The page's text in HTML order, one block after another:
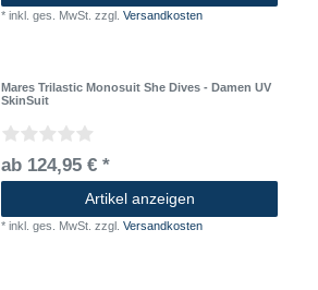
*inkl. ges. MwSt. zzgl.Versandkosten
Mares Trilastic Monosuit She Dives - Damen UV
SkinSuit
ab 124,95 € *
Artikel anzeigen
*inkl. ges. MwSt. zzgl.Versandkosten